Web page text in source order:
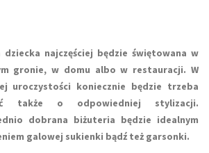
dziecka najczęściej będzie świętowana w
gronie, w domu albo w restauracji. W
uroczystości koniecznie będzie trzeba
także o odpowiedniej stylizacji.
dobrana biżuteria będzie idealnym
galowej sukienki bądź też garsonki.